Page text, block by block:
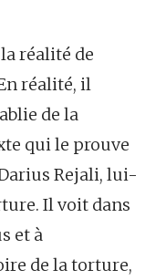
réalité de
réalité, il
de la
qui le prouve
Rejali, lui-
Il voit dans
et à
de la torture,